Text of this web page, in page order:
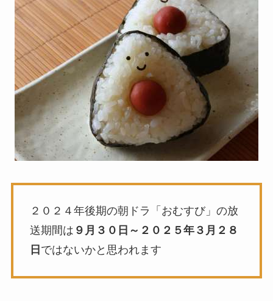
２０２４年後期の朝ドラ「おむすび」の放
送期間は ９月３０日～２０２５年３月２８
日 ではないかと思われます